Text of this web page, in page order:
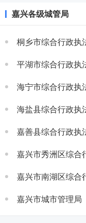
嘉兴各级城管局
桐乡市综合行政执
平湖市综合行政执
海宁市综合行政执
海盐县综合行政执
嘉善县综合行政执
嘉兴市秀洲区综合
嘉兴市南湖区综合
嘉兴市城市管理局